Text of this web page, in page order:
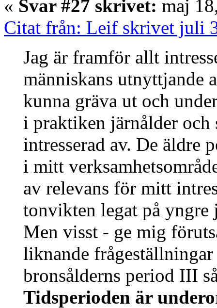
« Svar #27 skrivet: maj
Citat från: Leif skrivet juli
Jag är framför allt
människans utnyttjande
kunna gräva ut och
i praktiken järnålder och
intresserad av. De äldre
i mitt
av relevans för mitt
tonvikten legat på
Men visst - ge mig
liknande
bronsålderns period III
Tidsperioden är